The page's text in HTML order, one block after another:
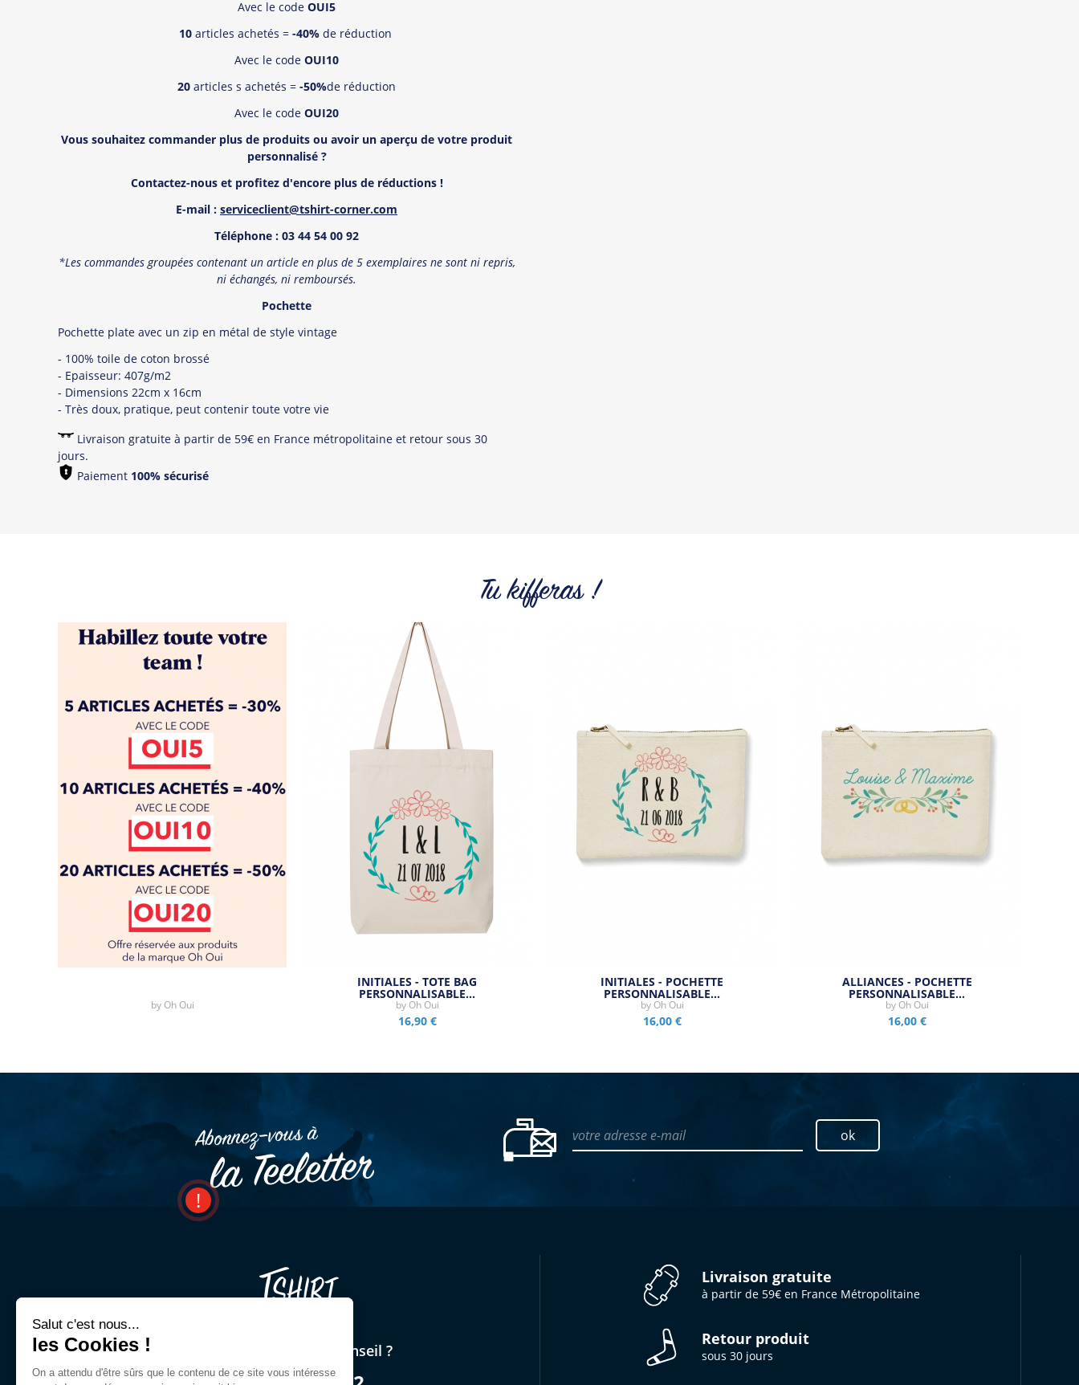
Avec le code OUI5
10articles achetés = -40%de réduction
Avec le code OUI10
20 articles s achetés = -50%de réduction
Avec le code OUI20
Vous souhaitez commander plus de produits ou avoir un aperçu de votre produit
personnalisé ?
Contactez-nous et profitez d'encore plus de réductions !
E-mail : serviceclient@tshirt-corner.com
Téléphone : 03 44 54 00 92
*Les commandes groupées contenant un article en plus de 5 exemplaires ne sont ni repris,
ni échangés, ni remboursés.
Pochette
Pochette plate avec un zip en métal de style vintage
- 100% toile de coton brossé
- Epaisseur: 407g/m2
- Dimensions 22cm x 16cm
- Très doux, pratique, peut contenir toute votre vie
Livraison gratuite à partir de 59€ en France métropolitaine et retour sous 30
jours.
Paiement 100% sécurisé
Tu kifferas !
by Oh Oui
INITIALES - TOTE BAG
PERSONNALISABLE…
by Oh Oui
16,90 €
INITIALES - POCHETTE
PERSONNALISABLE…
by Oh Oui
16,00 €
ALLIANCES - POCHETTE
PERSONNALISABLE…
by Oh Oui
16,00 €
Abonnez–vous à
la Teeletter
votre adresse e-mail ok
Une question ? Un conseil ?
Livraison gratuite
à partir de 59€ en France Métropolitaine
Retour produit
sous 30 jours
Salut c'est nous...
les Cookies !
On a attendu d'être sûrs que le contenu de ce site vous intéresse